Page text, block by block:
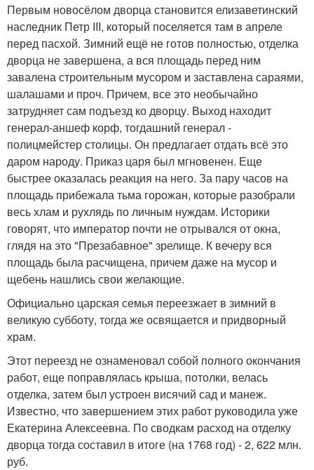
Первым новосёлом дворца становится елизаветинский
наследник Петр III, который поселяется там в апреле
перед пасхой. Зимний ещё не готов полностью, отделка
дворца не завершена, а вся площадь перед ним
завалена строительным мусором и заставлена сараями,
шалашами и проч. Причем, все это необычайно
затрудняет сам подъезд ко дворцу. Выход находит
генерал-аншеф корф, тогдашний генерал -
полицмейстер столицы. Он предлагает отдать всё это
даром народу. Приказ царя был мгновенен. Еще
быстрее оказалась реакция на него. За пару часов на
площадь прибежала тьма горожан, которые разобрали
весь хлам и рухлядь по личным нуждам. Историки
говорят, что император почти не отрывался от окна,
глядя на это "Презабавное" зрелище. К вечеру вся
площадь была расчищена, причем даже на мусор и
щебень нашлись свои желающие.
Официально царская семья переезжает в зимний в
великую субботу, тогда же освящается и придворный
храм.
Этот переезд не ознаменовал собой полного окончания
работ, еще поправлялась крыша, потолки, велась
отделка, затем был устроен висячий сад и манеж.
Известно, что завершением этих работ руководила уже
Екатерина Алексеевна. По сводкам расход на отделку
дворца тогда составил в итоге (на 1768 год) - 2, 622 млн.
руб.